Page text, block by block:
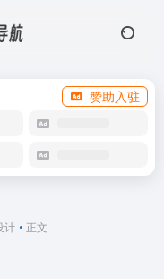
赞助入驻
计 • 正文